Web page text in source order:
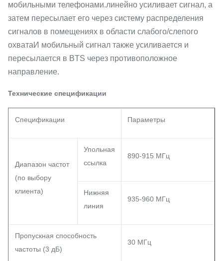
мобильными телефонами.линейно усиливает сигнал, а
затем пересылает его через систему распределения
сигналов в помещениях в области слабого/слепого
охватаИ мобильный сигнал также усиливается и
пересылается в BTS через противоположное
направление.
Технические спецификации
Спецификации Параметры
Диапазон частот
(по выбору
клиента)
Упольная
ссылка
890-915 МГц
Нижняя
линия
935-960 МГц
Пропускная способность
частоты (3 дБ)
30 МГц